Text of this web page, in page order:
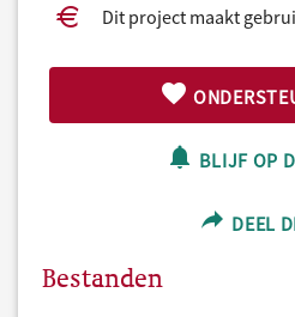
Dit project maakt
BLIJF OP
DEEL
Bestanden